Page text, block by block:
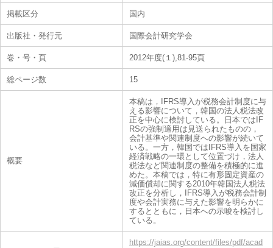
掲載区分 国内
出版社・発行元 国際会計研究学会
巻・号・頁 2012年度(１),81-95頁
総ページ数 15
概要
本稿は，IFRS導入が税務会計制度に与
える影響について，韓国の法人税法改
正を中心に検討している。日本ではIF
RSの強制適用は見送られたものの，
会計基準や関連制度への影響が続いて
いる。一方，韓国ではIFRS導入を国家
経済戦略の一環として位置づけ，法人
税法など関連制度の整備を積極的に進
めた。本稿では，特に有形固定資産の
減価償却に関する2010年韓国法人税法
改正を分析し，IFRS導入が税務会計制
度や会計実務に与えた影響を明らかに
するとともに，日本への示唆を検討し
ている。
https://jaias.org/content/files/pdf/acad